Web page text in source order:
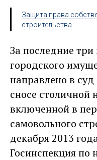
Защита права
строительства
За последние
городского
направлено в суд
сносе столичной
включенной в
самовольного
декабря 2013
Госинспекция по